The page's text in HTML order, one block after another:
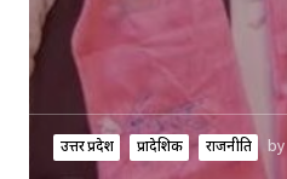
उत्तर प्रदेश प्रादेशिक राजनीति by